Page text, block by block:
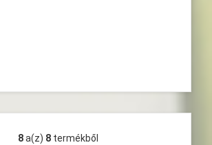
8a(z) 8 termékből